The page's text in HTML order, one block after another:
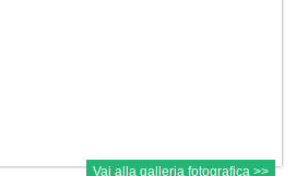
Vai alla galleria fotografica >>